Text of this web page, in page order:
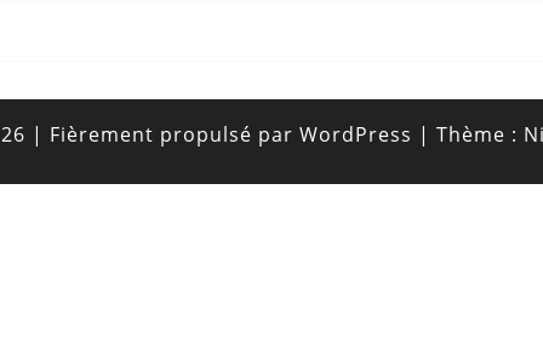
| Fièrement propulsé par WordPress | Thème :